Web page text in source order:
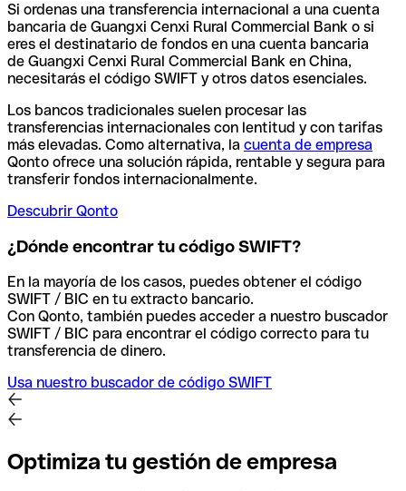
Si ordenas una transferencia internacional a una cuenta
bancaria de Guangxi Cenxi Rural Commercial Bank o si
eres el destinatario de fondos en una cuenta bancaria
de Guangxi Cenxi Rural Commercial Bank en China,
necesitarás el código SWIFT y otros datos esenciales.
Los bancos tradicionales suelen procesar las
transferencias internacionales con lentitud y con tarifas
más elevadas. Como alternativa, la cuenta de empresa
Qonto ofrece una solución rápida, rentable y segura para
transferir fondos internacionalmente.
Descubrir Qonto
¿Dónde encontrar tu código SWIFT?
En la mayoría de los casos, puedes obtener el código
SWIFT / BIC en tu extracto bancario.
Con Qonto, también puedes acceder a nuestro buscador
SWIFT / BIC para encontrar el código correcto para tu
transferencia de dinero.
Usa nuestro buscador de código SWIFT
Optimiza tu gestión de empresa